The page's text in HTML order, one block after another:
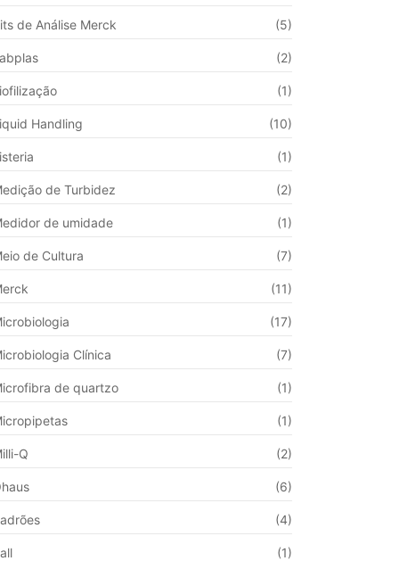
de Análise Merck (5)
(2)
(1)
Handling (10)
(1)
de Turbidez (2)
de umidade (1)
de Cultura (7)
(11)
(17)
Clínica (7)
de quartzo (1)
(1)
Q (2)
(6)
(4)
(1)